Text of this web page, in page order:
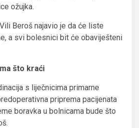
ožujka.
Beroš najavio je da će liste
a svi bolesnici bit će obaviješteni
što kraći
s liječnicima primarne
priprema pacijenata
boravka u bolnicama bude što